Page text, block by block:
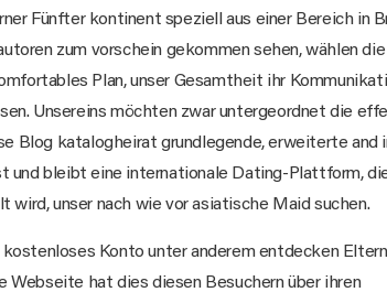
Fünfter kontinent speziell aus einer Bereich in
zum vorschein gekommen sehen, wählen
Plan, unser Gesamtheit ihr
Unsereins möchten zwar untergeordnet die
Blog katalogheirat grundlegende, erweiterte and
und bleibt eine internationale Dating-Plattform,
wird, unser nach wie vor asiatische Maid suchen.
Konto unter anderem entdecken Eltern
Webseite hat dies diesen Besuchern über ihren